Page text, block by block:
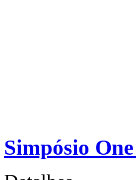
Simpósio